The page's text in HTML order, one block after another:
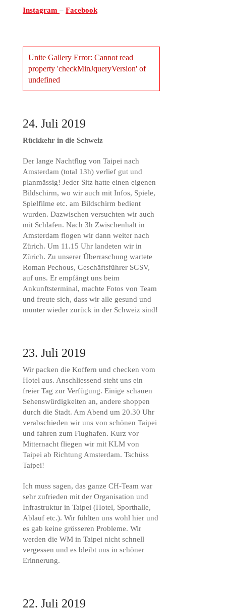
Instagram – Facebook
Unite Gallery Error: Cannot read
property 'checkMinJqueryVersion' of
undefined
24. Juli 2019
Rückkehr in die Schweiz
Der lange Nachtflug von Taipei nach
Amsterdam (total 13h) verlief gut und
planmässig! Jeder Sitz hatte einen eigenen
Bildschirm, wo wir auch mit Infos, Spiele,
Spielfilme etc. am Bildschirm bedient
wurden. Dazwischen versuchten wir auch
mit Schlafen. Nach 3h Zwischenhalt in
Amsterdam flogen wir dann weiter nach
Zürich. Um 11.15 Uhr landeten wir in
Zürich. Zu unserer Überraschung wartete
Roman Pechous, Geschäftsführer SGSV,
auf uns. Er empfängt uns beim
Ankunftsterminal, machte Fotos von Team
und freute sich, dass wir alle gesund und
munter wieder zurück in der Schweiz sind!
23. Juli 2019
Wir packen die Koffern und checken vom
Hotel aus. Anschliessend steht uns ein
freier Tag zur Verfügung. Einige schauen
Sehenswürdigkeiten an, andere shoppen
durch die Stadt. Am Abend um 20.30 Uhr
verabschieden wir uns von schönen Taipei
und fahren zum Flughafen. Kurz vor
Mitternacht fliegen wir mit KLM von
Taipei ab Richtung Amsterdam. Tschüss
Taipei!
Ich muss sagen, das ganze CH-Team war
sehr zufrieden mit der Organisation und
Infrastruktur in Taipei (Hotel, Sporthalle,
Ablauf etc.). Wir fühlten uns wohl hier und
es gab keine grösseren Probleme. Wir
werden die WM in Taipei nicht schnell
vergessen und es bleibt uns in schöner
Erinnerung.
22. Juli 2019